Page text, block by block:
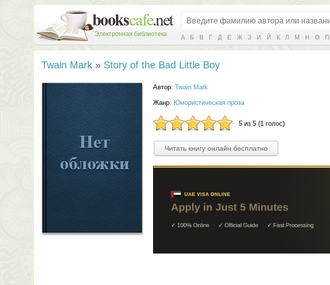
Электронная библиотека А Б В Г Д Е Ж З И Й К Л М Н О П
Twain Mark» Story of the Bad Little Boy
Автор: Twain Mark
Жанр: Юмористическая проза
5 из 5 (1 голос)
Читать книгу онлайн бесплатно